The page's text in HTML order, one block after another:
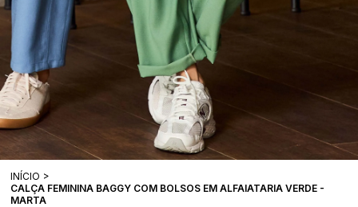
INÍCIO
CALÇA FEMININA BAGGY COM BOLSOS EM ALFAIATARIA VERDE -
MARTA